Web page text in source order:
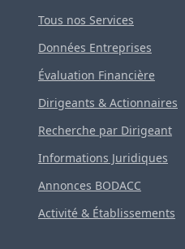
Tous nos Services
Données Entreprises
Évaluation Financière
Dirigeants & Actionnaires
Recherche par Dirigeant
Informations Juridiques
Annonces BODACC
Activité & Établissements